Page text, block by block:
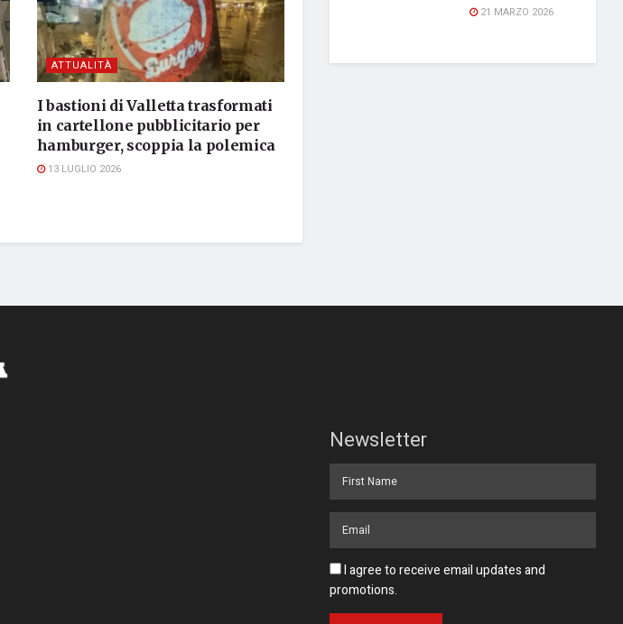
ATTUALITÀ
I bastioni di Valletta trasformati
in cartellone pubblicitario per
hamburger, scoppia la polemica
13 LUGLIO 2026
21 MARZO 2026
Newsletter
I agree to receive email updates and
promotions.